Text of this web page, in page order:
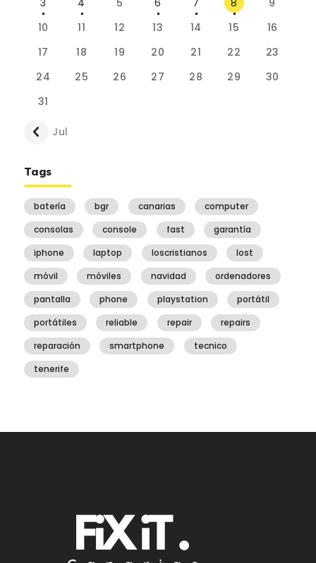
3
4 5 6 7 8
9
10
11 12 13 14 15
16
17
18 19 20 21 22
23
24
25 26 27 28 29
30
31
« Jul
Tags
batería bgr canarias
computer
consolas
console fast
garantía
iphone
laptop loscristianos
lost
móvil
móviles navidad
ordenadores
pantalla
phone playstation
portátil
portátiles
reliable repair
repairs
reparación
smartphone
tecnico
tenerife